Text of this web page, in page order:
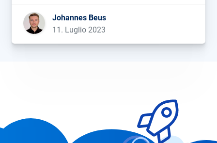
teoria) il trasferimento di dati personali dall’UE ai
Data Center negli USA. […]...
Johannes Beus
11. Luglio 2023